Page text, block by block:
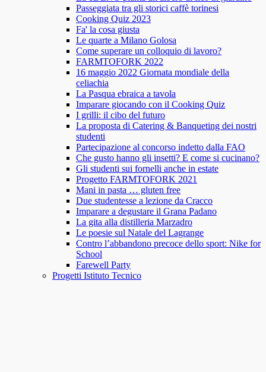
Passeggiata tra gli storici caffè torinesi
Cooking Quiz 2023
Fa' la cosa giusta
Le quarte a Milano Golosa
Come superare un colloquio di lavoro?
FARMTOFORK 2022
16 maggio 2022 Giornata mondiale della
celiachia
La Pasqua ebraica a tavola
Imparare giocando con il Cooking Quiz
I grilli: il cibo del futuro
La proposta di Catering & Banqueting dei nostri
studenti
Partecipazione al concorso indetto dalla FAO
Che gusto hanno gli insetti? E come si cucinano?
Gli studenti sui fornelli anche in estate
Progetto FARMTOFORK 2021
Mani in pasta … gluten free
Due studentesse a lezione da Cracco
Imparare a degustare il Grana Padano
La gita alla distilleria Marzadro
Le poesie sul Natale del Lagrange
Contro l’abbandono precoce dello sport: Nike for
School
Farewell Party
Progetti Istituto Tecnico